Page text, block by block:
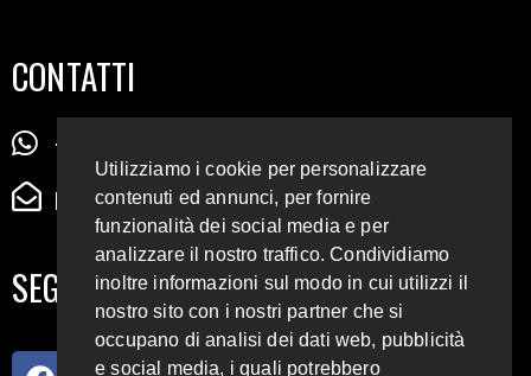
CONTATTI
+39 345 72 72 88 5
radiodigiesse@gmail.com
SEGUICI SUI SOCIAL
Utilizziamo i cookie per personalizzare
contenuti ed annunci, per fornire
funzionalità dei social media e per
analizzare il nostro traffico. Condividiamo
inoltre informazioni sul modo in cui utilizzi il
nostro sito con i nostri partner che si
occupano di analisi dei dati web, pubblicità
e social media, i quali potrebbero